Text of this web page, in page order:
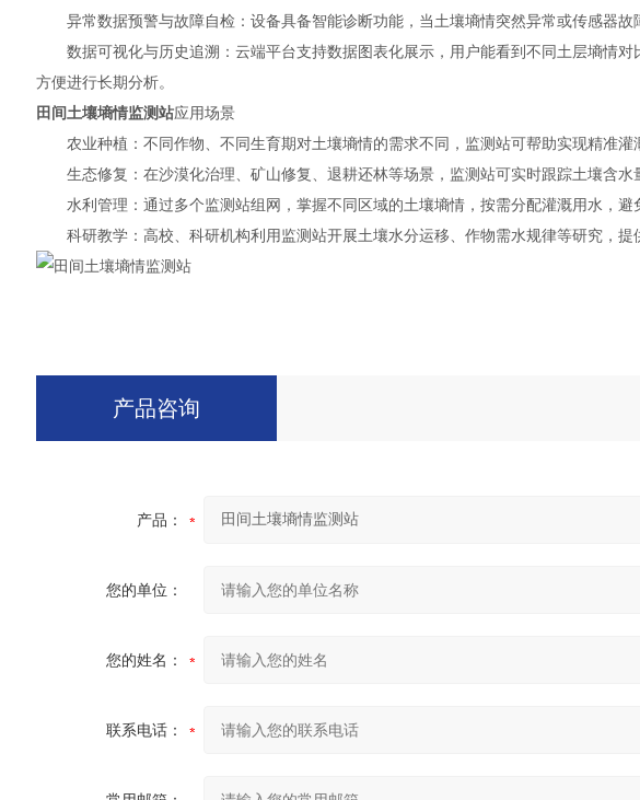
异常数据预警与故障自检：设备具备智能诊断功能，当土壤墒情突然异常或传感器故
数据可视化与历史追溯：云端平台支持数据图表化展示，用户能看到不同土层墒情对
方便进行长期分析。
田间土壤墒情监测站应用场景
农业种植：不同作物、不同生育期对土壤墒情的需求不同，监测站可帮助实现精准灌
生态修复：在沙漠化治理、矿山修复、退耕还林等场景，监测站可实时跟踪土壤含水
水利管理：通过多个监测站组网，掌握不同区域的土壤墒情，按需分配灌溉用水，避
科研教学：高校、科研机构利用监测站开展土壤水分运移、作物需水规律等研究，提
产品咨询
产品：
您的单位：
您的姓名：
联系电话：